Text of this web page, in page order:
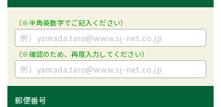
（※半角英数字でご記入ください）
（※確認のため、再度入力してください）
郵便番号